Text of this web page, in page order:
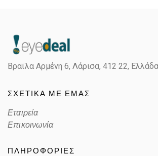
Color
Lens Color MIRROR
Color code
Βραϊλα Αρμένη 6, Λάρισα, 412 22, Ελλάδα
ΣΧΕΤΙΚΑ ΜΕ ΕΜΑΣ
Εταιρεία
Επικοινωνία
ΠΛΗΡΟΦΟΡΙΕΣ